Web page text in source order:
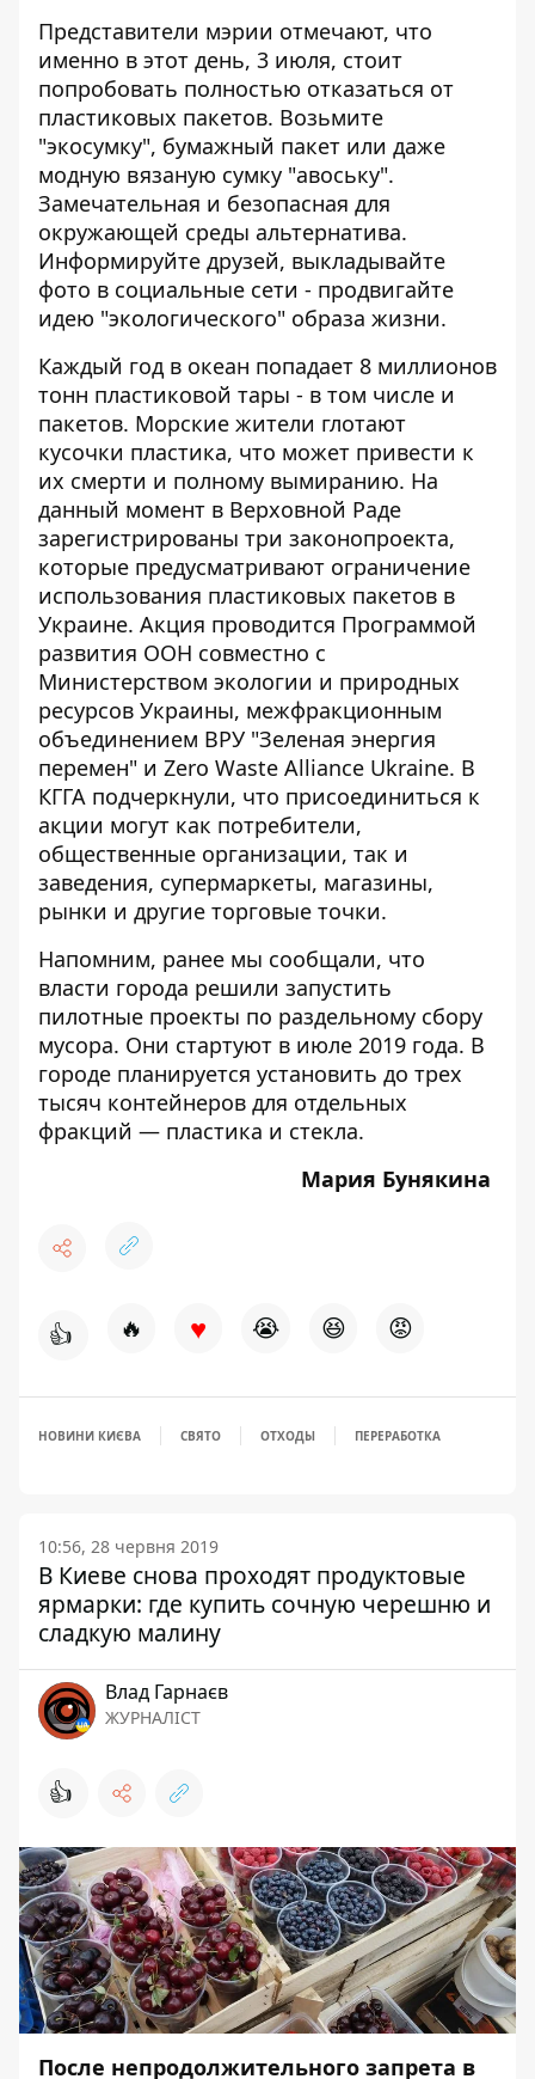
Представители мэрии отмечают, что
именно в этот день, 3 июля, стоит
попробовать полностью отказаться от
пластиковых пакетов. Возьмите
"экосумку", бумажный пакет или даже
модную вязаную сумку "авоську".
Замечательная и безопасная для
окружающей среды альтернатива.
Информируйте друзей, выкладывайте
фото в социальные сети - продвигайте
идею "экологического" образа жизни.
Каждый год в океан попадает 8 миллионов
тонн пластиковой тары - в том числе и
пакетов. Морские жители глотают
кусочки пластика, что может привести к
их смерти и полному вымиранию. На
данный момент в Верховной Раде
зарегистрированы три законопроекта,
которые предусматривают ограничение
использования пластиковых пакетов в
Украине. Акция проводится Программой
развития ООН совместно с
Министерством экологии и природных
ресурсов Украины, межфракционным
объединением ВРУ "Зеленая энергия
перемен" и Zero Waste Alliance Ukraine. В
КГГА подчеркнули, что присоединиться к
акции могут как потребители,
общественные организации, так и
заведения, супермаркеты, магазины,
рынки и другие торговые точки.
Напомним, ранее мы сообщали, что
власти города решили запустить
пилотные проекты по раздельному сбору
мусора. Они стартуют в июле 2019 года. В
городе планируется установить до трех
тысяч контейнеров для отдельных
фракций — пластика и стекла.
Мария Бунякина
👍 🔥 ♥ 😭 😆 😡
НОВИНИ КИЄВА СВЯТО ОТХОДЫ ПЕРЕРАБОТКА
10:56, 28 червня 2019
В Киеве снова проходят продуктовые
ярмарки: где купить сочную черешню и
сладкую малину
Влад Гарнаєв
ЖУРНАЛІСТ
👍
После непродолжительного запрета в